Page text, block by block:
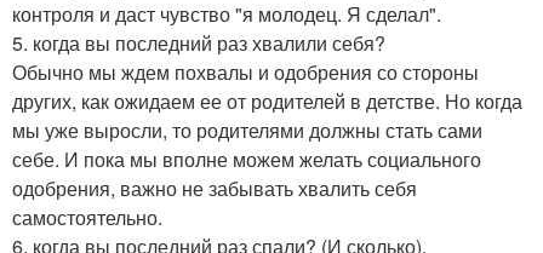
контроля и даст чувство "я молодец. Я сделал".
5. когда вы последний раз хвалили себя?
Обычно мы ждем похвалы и одобрения со стороны
других, как ожидаем ее от родителей в детстве. Но когда
мы уже выросли, то родителями должны стать сами
себе. И пока мы вполне можем желать социального
одобрения, важно не забывать хвалить себя
самостоятельно.
6. когда вы последний раз спали? (И сколько).